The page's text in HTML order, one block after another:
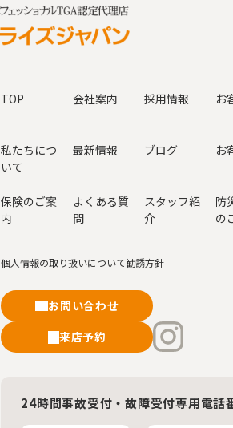
TOP
私たちにつ
いて
保険のご案
内
会社案内
最新情報
よくある質
問
採用情報
ブログ
スタッフ紹
介
お
お
防
の
個人情報の取り扱いについて勧誘方針
お問い合わせ
来店予約
24時間事故受付・故障受付専用電話